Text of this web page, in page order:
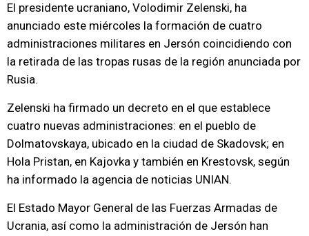
El presidente ucraniano, Volodimir Zelenski, ha
anunciado este miércoles la formación de cuatro
administraciones militares en Jersón coincidiendo con
la retirada de las tropas rusas de la región anunciada por
Rusia.
Zelenski ha firmado un decreto en el que establece
cuatro nuevas administraciones: en el pueblo de
Dolmatovskaya, ubicado en la ciudad de Skadovsk; en
Hola Pristan, en Kajovka y también en Krestovsk, según
ha informado la agencia de noticias UNIAN.
El Estado Mayor General de las Fuerzas Armadas de
Ucrania, así como la administración de Jersón han